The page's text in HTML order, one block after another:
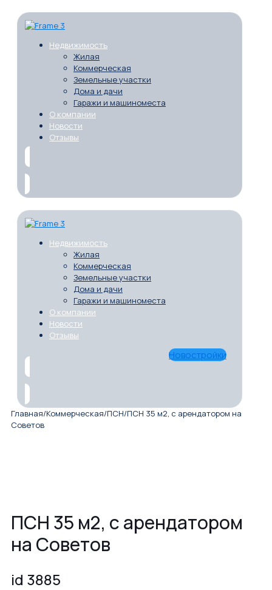
Недвижимость
Жилая
Коммерческая
Земельные участки
Дома и дачи
Гаражи и машиноместа
О компании
Новости
Отзывы
Недвижимость
Жилая
Коммерческая
Земельные участки
Дома и дачи
Гаражи и машиноместа
О компании
Новости
Отзывы
Новостройки
Главная/Коммерческая/ПСН/ПСН 35 м2, с арендатором на
Советов
ПСН 35 м2, с арендатором
на Советов
id 3885